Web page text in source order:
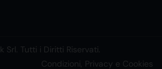
Tutti i Diritti Riservati.
Condizioni, Privacy e Cookies